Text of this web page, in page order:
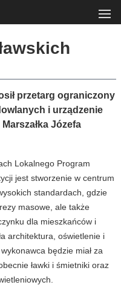
przetarg ograniczony
i urządzenie
Józefa
Lokalnego Program
jest stworzenie w centrum
standardach, gdzie
masowe, ale także
dla mieszkańców i
architektura, oświetlenie i
będzie miał za
ławki i śmietniki oraz